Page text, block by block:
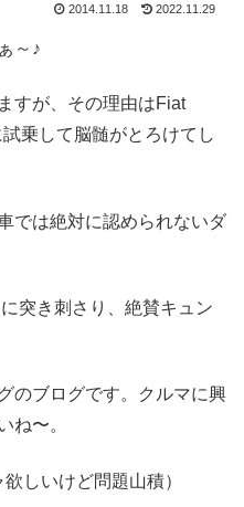
2014.11.18 2022.11.29
～♪
すが、その理由はFiat
乗して脳髄がとろけてし
では絶対に認められないダ
突き刺さり、絶賛キュン
のブログです。クルマに興
ね〜。
しいけど問題山積）